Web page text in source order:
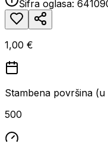
Šifra oglasa:
1,00 €
Stambena površina (u
500